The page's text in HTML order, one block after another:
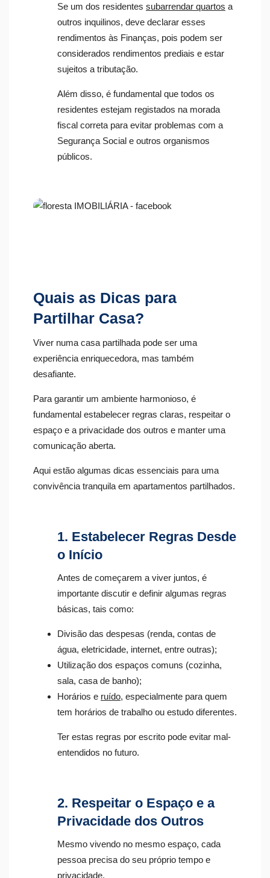
Se um dos residentes subarrendar quartos a
outros inquilinos, deve declarar esses
rendimentos às Finanças, pois podem ser
considerados rendimentos prediais e estar
sujeitos a tributação.
Além disso, é fundamental que todos os
residentes estejam registados na morada
fiscal correta para evitar problemas com a
Segurança Social e outros organismos
públicos.
Quais as Dicas para
Partilhar Casa?
Viver numa casa partilhada pode ser uma
experiência enriquecedora, mas também
desafiante.
Para garantir um ambiente harmonioso, é
fundamental estabelecer regras claras, respeitar o
espaço e a privacidade dos outros e manter uma
comunicação aberta.
Aqui estão algumas dicas essenciais para uma
convivência tranquila em apartamentos partilhados.
1. Estabelecer Regras Desde
o Início
Antes de começarem a viver juntos, é
importante discutir e definir algumas regras
básicas, tais como:
Divisão das despesas (renda, contas de
água, eletricidade, internet, entre outras);
Utilização dos espaços comuns (cozinha,
sala, casa de banho);
Horários e ruído, especialmente para quem
tem horários de trabalho ou estudo diferentes.
Ter estas regras por escrito pode evitar mal-
entendidos no futuro.
2. Respeitar o Espaço e a
Privacidade dos Outros
Mesmo vivendo no mesmo espaço, cada
pessoa precisa do seu próprio tempo e
privacidade.